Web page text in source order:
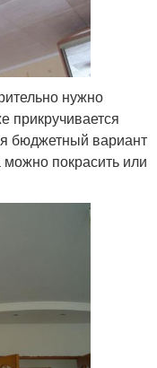
нужно
прикручивается
бюджетный вариант
покрасить или